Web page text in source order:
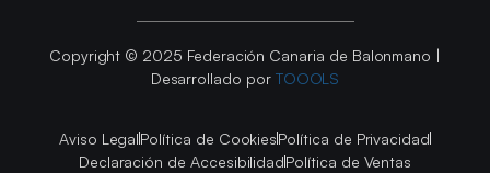
Copyright © 2025 Federación Canaria de Balonmano |
Desarrollado por TOOOLS
Aviso LegalPolítica de CookiesPolítica de Privacidad
Declaración de AccesibilidadPolítica de Ventas